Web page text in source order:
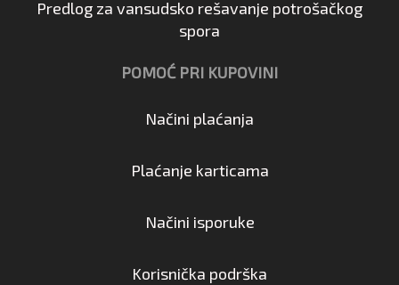
Predlog za vansudsko rešavanje potrošačkog
spora
POMOĆ PRI KUPOVINI
Načini plaćanja
Plaćanje karticama
Načini isporuke
Korisnička podrška